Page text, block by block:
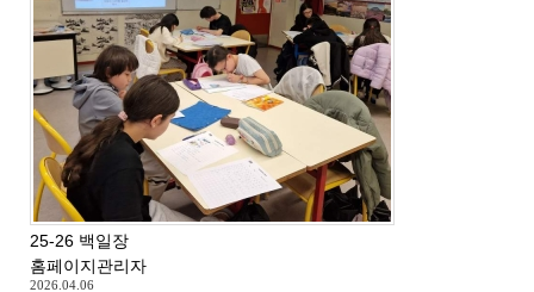
25-26 백일장
홈페이지관리자
2026.04.06